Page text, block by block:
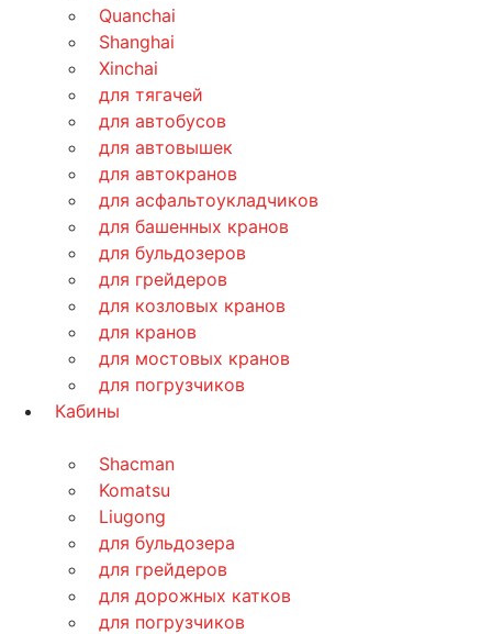
Quanchai
Shanghai
Xinchai
для тягачей
для автобусов
для автовышек
для автокранов
для асфальтоукладчиков
для башенных кранов
для бульдозеров
для грейдеров
для козловых кранов
для кранов
для мостовых кранов
для погрузчиков
Кабины
Shacman
Komatsu
Liugong
для бульдозера
для грейдеров
для дорожных катков
для погрузчиков